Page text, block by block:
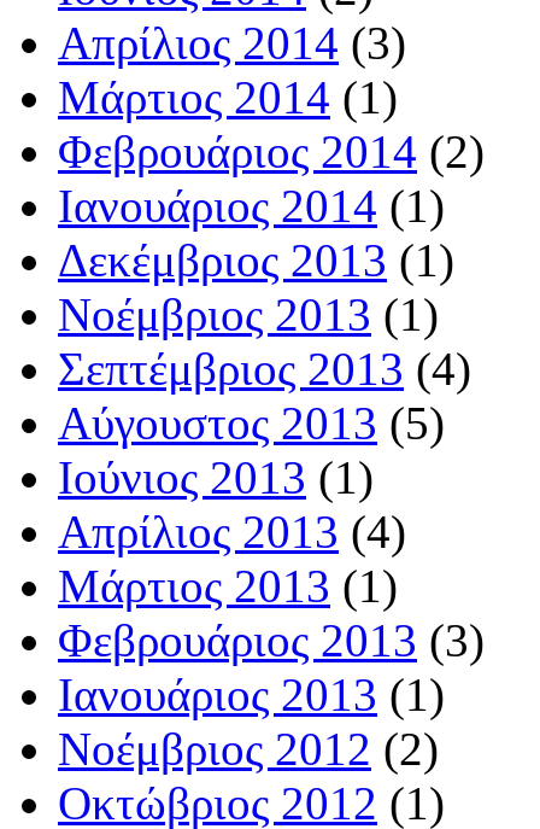
Απρίλιος 2014 (3)
Μάρτιος 2014 (1)
Φεβρουάριος 2014 (2)
Ιανουάριος 2014 (1)
Δεκέμβριος 2013 (1)
Νοέμβριος 2013 (1)
Σεπτέμβριος 2013 (4)
Αύγουστος 2013 (5)
Ιούνιος 2013 (1)
Απρίλιος 2013 (4)
Μάρτιος 2013 (1)
Φεβρουάριος 2013 (3)
Ιανουάριος 2013 (1)
Νοέμβριος 2012 (2)
Οκτώβριος 2012 (1)